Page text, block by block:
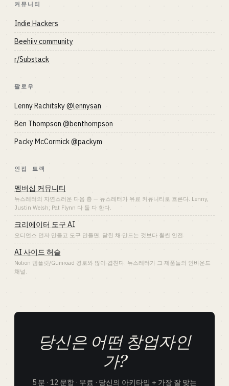
커뮤니티
Indie Hackers
Beehiiv community
r/Substack
팔로우
Lenny Rachitsky@lennysan
Ben Thompson @benthompson
Packy McCormick@packym
인접 트랙
멤버십 커뮤니티
뉴스레터의 자연스러운 다음 층 — 뉴스레터가 유료 커뮤니티로 흐른다. Lenny,
Justin Welsh, Pat Flynn 다 둘 다 한다.
크리에이터 도구 AI
오디언스 먼저 만들고 도구 만들면, 닫힌 채 만드는 것보다 훨씬 안전.
AI 사이드 허슬
Notion 템플릿/Gumroad 경로와 많이 겹친다. 뉴스레터가 그 제품들의 인바운드
채널.
당신은 어떤 창업자인
가?
5 분 · 12 문항 · 무료 · 당신의 아키타입 + 가장 잘 맞는